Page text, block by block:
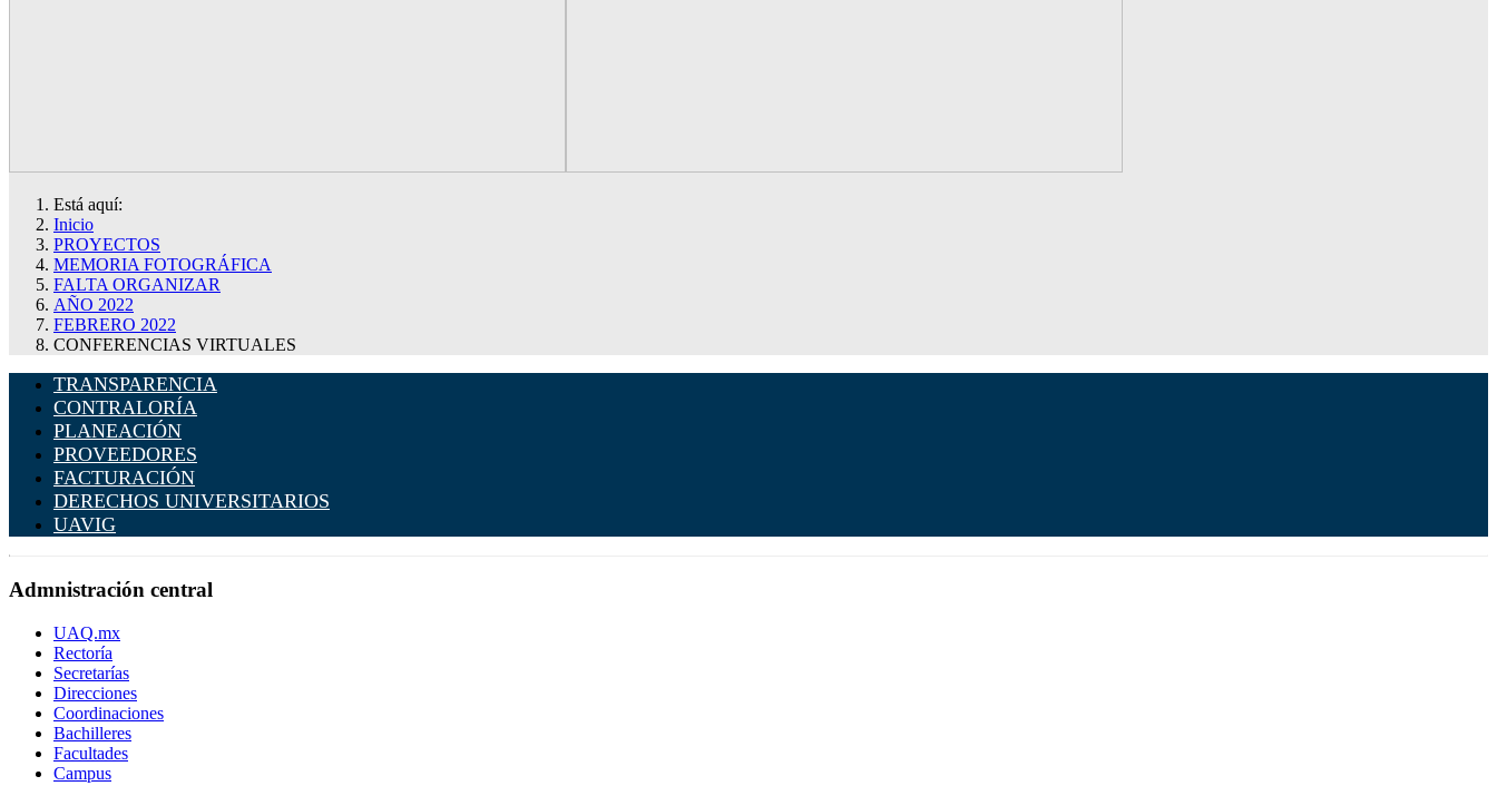
Está aquí:
Inicio
PROYECTOS
MEMORIA FOTOGRÁFICA
FALTA ORGANIZAR
AÑO 2022
FEBRERO 2022
CONFERENCIAS VIRTUALES
TRANSPARENCIA
CONTRALORÍA
PLANEACIÓN
PROVEEDORES
FACTURACIÓN
DERECHOS UNIVERSITARIOS
UAVIG
Admnistración central
UAQ.mx
Rectoría
Secretarías
Direcciones
Coordinaciones
Bachilleres
Facultades
Campus